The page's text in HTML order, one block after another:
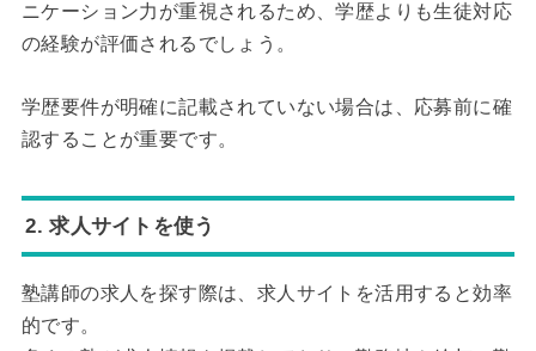
ニケーション力が重視されるため、学歴よりも生徒対応
の経験が評価されるでしょう。
学歴要件が明確に記載されていない場合は、応募前に確
認することが重要です。
2. 求人サイトを使う
塾講師の求人を探す際は、求人サイトを活用すると効率
的です。